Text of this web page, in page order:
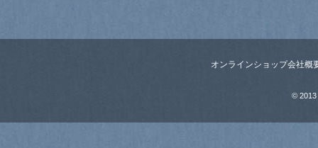
オンラインショップ会社概
© 2013